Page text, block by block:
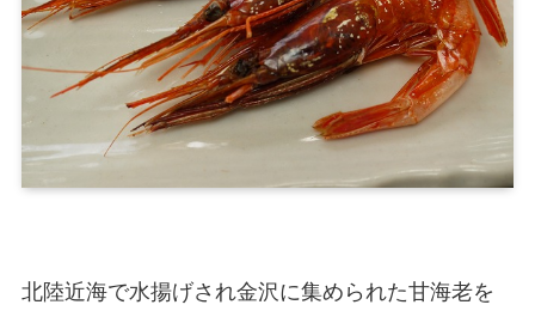
北陸近海で水揚げされ金沢に集められた甘海老を